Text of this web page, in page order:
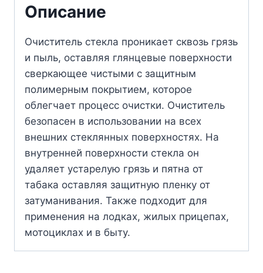
Описание
Очиститель стекла проникает сквозь грязь
и пыль, оставляя глянцевые поверхности
сверкающее чистыми с защитным
полимерным покрытием, которое
облегчает процесс очистки. Очиститель
безопасен в использовании на всех
внешних стеклянных поверхностях. На
внутренней поверхности стекла он
удаляет устарелую грязь и пятна от
табака оставляя защитную пленку от
затуманивания. Также подходит для
применения на лодках, жилых прицепах,
мотоциклах и в быту.